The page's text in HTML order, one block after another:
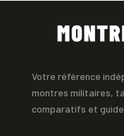
Votre référence
montres militaires,
comparatifs et guide